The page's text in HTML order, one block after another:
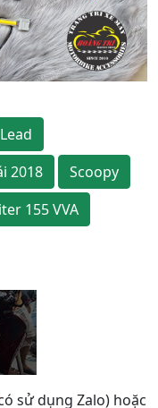
Lead
2018
Scoopy
155 VVA
sử dụng Zalo) hoặc